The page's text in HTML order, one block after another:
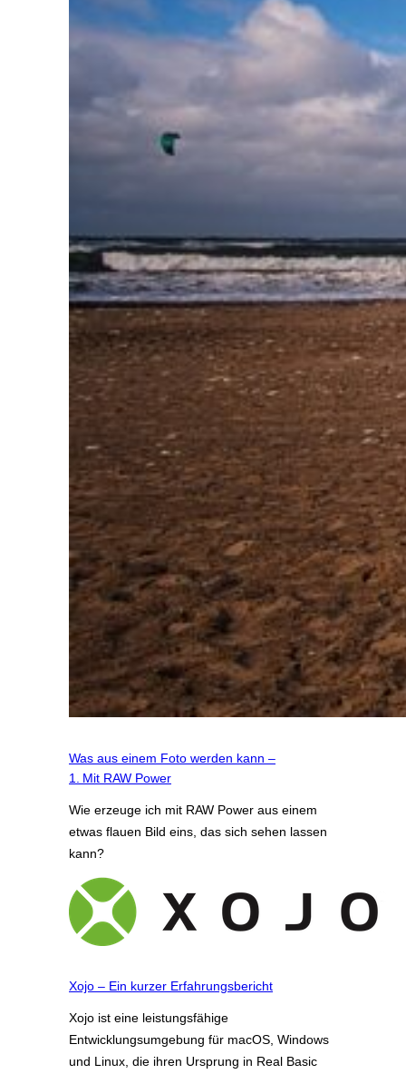
Was aus einem Foto werden kann –
1. Mit RAW Power
Wie erzeuge ich mit RAW Power aus einem
etwas flauen Bild eins, das sich sehen lassen
kann?
Xojo – Ein kurzer Erfahrungsbericht
Xojo ist eine leistungsfähige
Entwicklungsumgebung für macOS, Windows
und Linux, die ihren Ursprung in Real Basic